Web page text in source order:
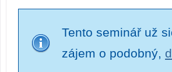
Tento seminář už
zájem o podobný,